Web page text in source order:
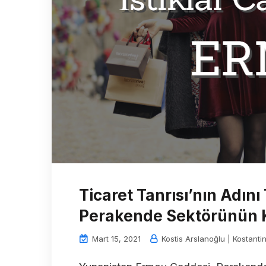
Ticaret Tanrısı’nın
Perakende Sektörünün
Mart 15, 2021 Kostis Arslanoğlu |